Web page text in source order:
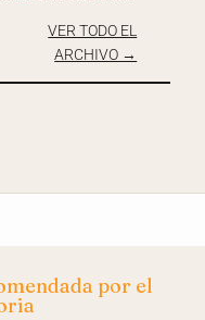
VER TODO EL
ARCHIVO →
por el